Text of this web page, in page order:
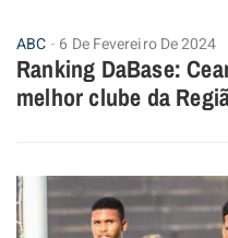
ABC 6 De Fevereiro De 2024
Ranking DaBase:
melhor clube da